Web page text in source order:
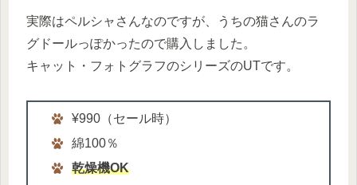
実際はペルシャさんなのですが、うちの猫さんのラ
グドールっぽかったので購入しました。
キャット・フォトグラフのシリーズのUTです。
¥990（セール時）
綿100％
乾燥機OK